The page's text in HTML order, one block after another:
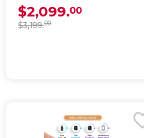
$2,099.00
$3,199.00